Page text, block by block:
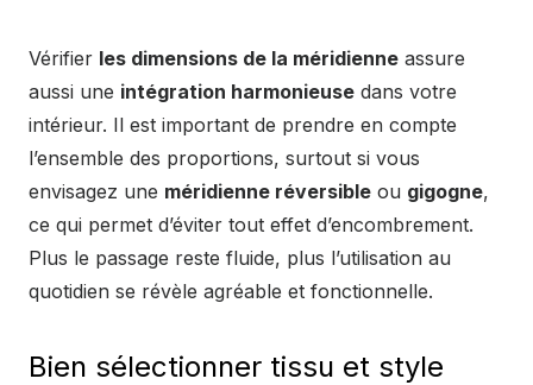
Vérifier les dimensions de la méridienne assure
aussi une intégration harmonieuse dans votre
intérieur. Il est important de prendre en compte
l’ensemble des proportions, surtout si vous
envisagez une méridienne réversible ou gigogne,
ce qui permet d’éviter tout effet d’encombrement.
Plus le passage reste fluide, plus l’utilisation au
quotidien se révèle agréable et fonctionnelle.
Bien sélectionner tissu et style